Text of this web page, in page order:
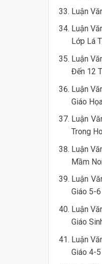
Luận
Luận
Lớp Lá
Luận
Đến 12
Luận
Giáo
Luận
Trong
Luận
Mầm
Luận
Giáo 5-
Luận
Giáo
Luận
Giáo 4-